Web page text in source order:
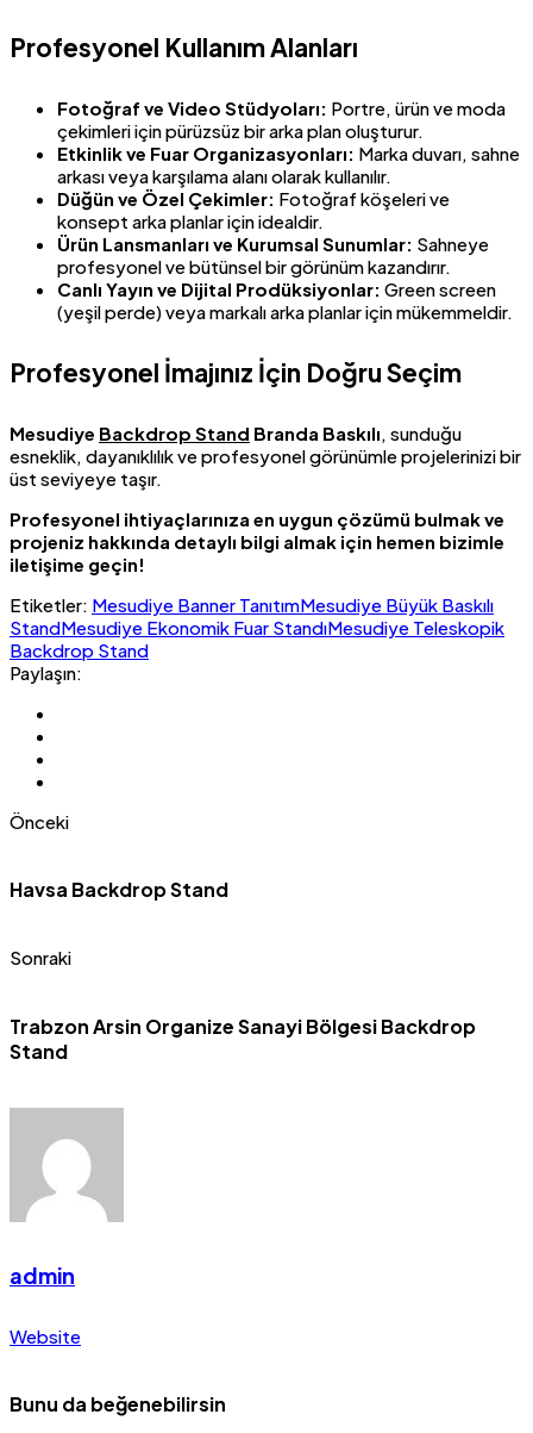
Profesyonel Kullanım Alanları
Fotoğraf ve Video Stüdyoları: Portre, ürün ve moda
çekimleri için pürüzsüz bir arka plan oluşturur.
Etkinlik ve Fuar Organizasyonları: Marka duvarı, sahne
arkası veya karşılama alanı olarak kullanılır.
Düğün ve Özel Çekimler: Fotoğraf köşeleri ve
konsept arka planlar için idealdir.
Ürün Lansmanları ve Kurumsal Sunumlar: Sahneye
profesyonel ve bütünsel bir görünüm kazandırır.
Canlı Yayın ve Dijital Prodüksiyonlar: Green screen
(yeşil perde) veya markalı arka planlar için mükemmeldir.
Profesyonel İmajınız İçin Doğru Seçim
Mesudiye Backdrop Stand Branda Baskılı, sunduğu
esneklik, dayanıklılık ve profesyonel görünümle projelerinizi bir
üst seviyeye taşır.
Profesyonel ihtiyaçlarınıza en uygun çözümü bulmak ve
projeniz hakkında detaylı bilgi almak için hemen bizimle
iletişime geçin!
Etiketler: Mesudiye Banner TanıtımMesudiye Büyük Baskılı
StandMesudiye Ekonomik Fuar StandıMesudiye Teleskopik
Backdrop Stand
Paylaşın:
Önceki
Havsa Backdrop Stand
Sonraki
Trabzon Arsin Organize Sanayi Bölgesi Backdrop
Stand
admin
Website
Bunu da beğenebilirsin